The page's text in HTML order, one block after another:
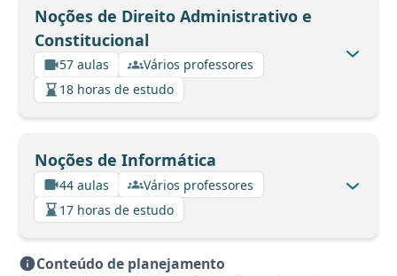
Noções de Direito Administrativo e
Constitucional
57 aulas
Vários professores
18 horas de estudo
Noções de Informática
44 aulas
Vários professores
17 horas de estudo
Conteúdo de planejamento